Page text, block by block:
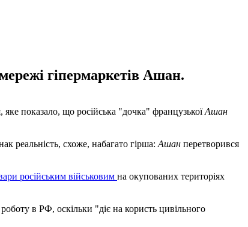
гіпермаркетів Ашан.
показало, що російська "дочка" французькоїАшан
реальність, схоже, набагато гірша: Ашан перетворився
російським військовим на окупованих територіях
в РФ, оскільки "діє на користь цивільного